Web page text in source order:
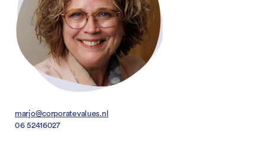
marjo@corporatevalues.nl
06 52416027